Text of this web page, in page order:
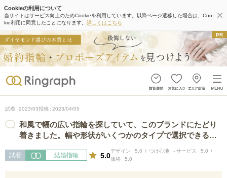
Cookieの利用について
当サイトはサービス向上のためCookieを利用しています。以降ページ遷移した場合は、Coo
kie利用に同意したことになります。 詳しくはこちら
試着 2023/03投稿 2023/04/05
和風で幅の広い指輪を探していて、このブランドにたどり
着きました。幅や形状がいくつかのタイプで選択できるの
試着 結婚指輪 5.0
デザイン 5.0 つけ心地 - サービス
5.0
価格
5.0